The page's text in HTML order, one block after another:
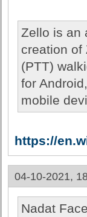
Zello is an
creation of
(PTT)
for
mobile
https://
04-10-2021,
Nadat